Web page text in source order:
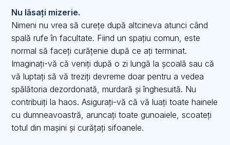
Nu lăsați mizerie.
Nimeni nu vrea să curețe după altcineva atunci când
spală rufe în facultate. Fiind un spațiu comun, este
normal să faceți curățenie după ce ați terminat.
Imaginați-vă că veniți după o zi lungă la școală sau că
vă luptați să vă treziți devreme doar pentru a vedea
spălătoria dezordonată, murdară și înghesuită. Nu
contribuiți la haos. Asigurați-vă că vă luați toate hainele
cu dumneavoastră, aruncați toate gunoaiele, scoateți
totul din mașini și curățați sifoanele.